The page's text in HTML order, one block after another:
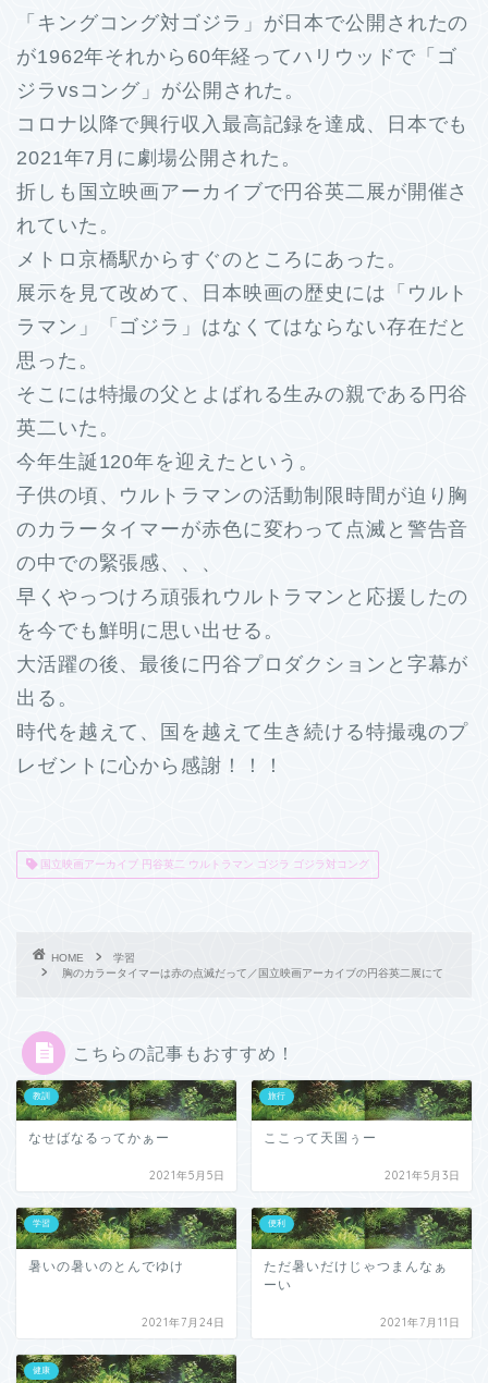
「キングコング対ゴジラ」が日本で公開されたの
が1962年それから60年経ってハリウッドで「ゴ
ジラvsコング」が公開された。
コロナ以降で興行収入最高記録を達成、日本でも
2021年7月に劇場公開された。
折しも国立映画アーカイブで円谷英二展が開催さ
れていた。
メトロ京橋駅からすぐのところにあった。
展示を見て改めて、日本映画の歴史には「ウルト
ラマン」「ゴジラ」はなくてはならない存在だと
思った。
そこには特撮の父とよばれる生みの親である円谷
英二いた。
今年生誕120年を迎えたという。
子供の頃、ウルトラマンの活動制限時間が迫り胸
のカラータイマーが赤色に変わって点滅と警告音
の中での緊張感、、、
早くやっつけろ頑張れウルトラマンと応援したの
を今でも鮮明に思い出せる。
大活躍の後、最後に円谷プロダクションと字幕が
出る。
時代を越えて、国を越えて生き続ける特撮魂のプ
レゼントに心から感謝！！！
国立映画アーカイブ 円谷英二 ウルトラマン ゴジラ ゴジラ対コング
HOME
学習
胸のカラータイマーは赤の点滅だって／国立映画アーカイブの円谷英二展にて
こちらの記事もおすすめ！
教訓
なせばなるってかぁー
2021年5月5日
旅行
ここって天国ぅー
2021年5月3日
学習
暑いの暑いのとんでゆけ
2021年7月24日
便利
ただ暑いだけじゃつまんなぁ
ーい
2021年7月11日
健康